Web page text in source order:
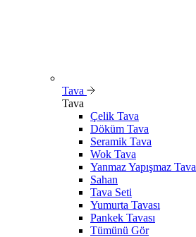
Tava
Tava
Çelik Tava
Döküm Tava
Seramik Tava
Wok Tava
Yanmaz Yapışmaz Tava
Sahan
Tava Seti
Yumurta Tavası
Pankek Tavası
Tümünü Gör